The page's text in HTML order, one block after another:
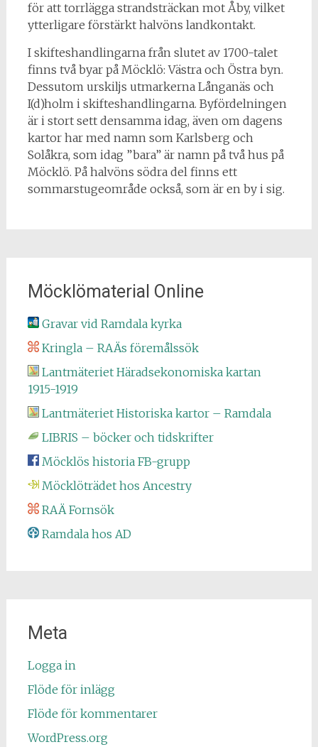
för att torrlägga strandsträckan mot Åby, vilket
ytterligare förstärkt halvöns landkontakt.
I skifteshandlingarna från slutet av 1700-talet
finns två byar på Möcklö: Västra och Östra byn.
Dessutom urskiljs utmarkerna Långanäs och
I(d)holm i skifteshandlingarna. Byfördelningen
är i stort sett densamma idag, även om dagens
kartor har med namn som Karlsberg och
Solåkra, som idag ”bara” är namn på två hus på
Möcklö. På halvöns södra del finns ett
sommarstugeområde också, som är en by i sig.
Möcklömaterial Online
Gravar vid Ramdala kyrka
Kringla – RAÄs föremålssök
Lantmäteriet Häradsekonomiska kartan
1915-1919
Lantmäteriet Historiska kartor – Ramdala
LIBRIS – böcker och tidskrifter
Möcklös historia FB-grupp
Möcklöträdet hos Ancestry
RAÄ Fornsök
Ramdala hos AD
Meta
Logga in
Flöde för inlägg
Flöde för kommentarer
WordPress.org